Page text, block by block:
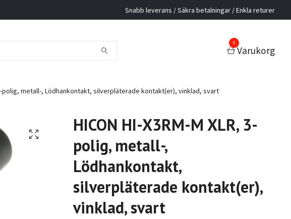
Snabb leverans / Säkra betalningar / Enkla returer
0
Varukorg
3-polig, metall-, Lödhankontakt, silverpläterade kontakt(er), vinklad, svart
HICON HI-X3RM-M XLR, 3-
polig, metall-,
Lödhankontakt,
silverpläterade kontakt(er),
vinklad, svart